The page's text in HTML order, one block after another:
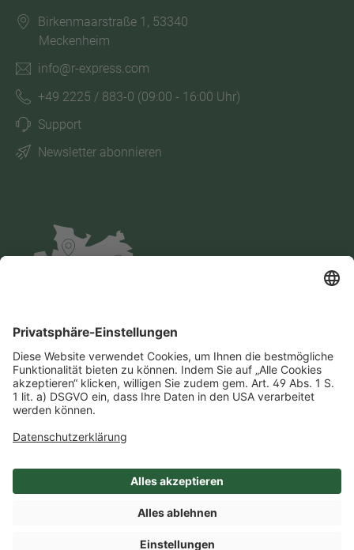
Birkenmaarstraße 1, 53340
Meckenheim
info@r-express.com
+49 2225 / 883-0 (09:00 - 16:00 Uhr)
Support
Newsletter abonnieren
Impressum Datenschutz
AGB
Cookie-Einstellungen
Compliance